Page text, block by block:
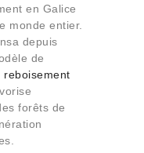
en Galice
monde entier.
depuis
de
reboisement
forêts de